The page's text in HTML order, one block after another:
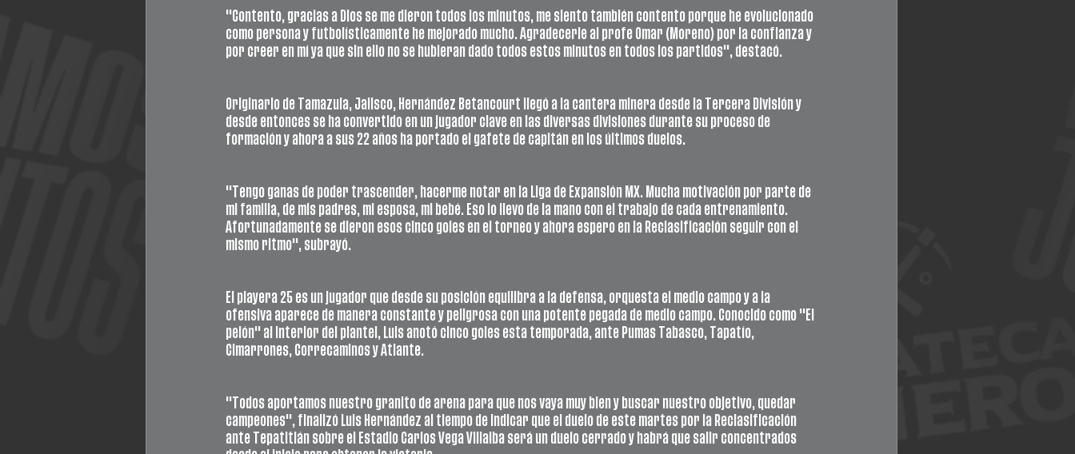
"Contento, gracias a Dios se me dieron todos los minutos, me siento también contento porque he evolucionado
como persona y futbolísticamente he mejorado mucho. Agradecerle al profe Omar (Moreno) por la confianza y
por creer en mí ya que sin ello no se hubieran dado todos estos minutos en todos los partidos", destacó.
Originario de Tamazula, Jalisco, Hernández Betancourt llegó a la cantera minera desde la Tercera División y
desde entonces se ha convertido en un jugador clave en las diversas divisiones durante su proceso de
formación y ahora a sus 22 años ha portado el gafete de capitán en los últimos duelos.
"Tengo ganas de poder trascender, hacerme notar en la Liga de Expansión MX. Mucha motivación por parte de
mi familia, de mis padres, mi esposa, mi bebé. Eso lo llevo de la mano con el trabajo de cada entrenamiento.
Afortunadamente se dieron esos cinco goles en el torneo y ahora espero en la Reclasificación seguir con el
mismo ritmo", subrayó.
El playera 25 es un jugador que desde su posición equilibra a la defensa, orquesta el medio campo y a la
ofensiva aparece de manera constante y peligrosa con una potente pegada de medio campo. Conocido como "El
pelón" al interior del plantel, Luis anotó cinco goles esta temporada, ante Pumas Tabasco, Tapatío,
Cimarrones, Correcaminos y Atlante.
"Todos aportamos nuestro granito de arena para que nos vaya muy bien y buscar nuestro objetivo, quedar
campeones", finalizó Luis Hernández al tiempo de indicar que el duelo de este martes por la Reclasificación
ante Tepatitlán sobre el Estadio Carlos Vega Villalba será un duelo cerrado y habrá que salir concentrados